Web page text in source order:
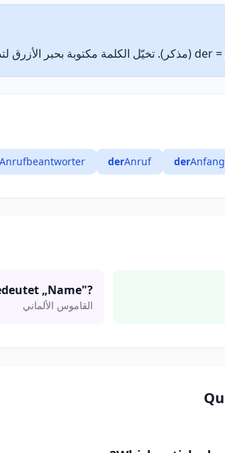
derAnfang
derAnruf
Anrufbeantworter
„Name"?
القاموس الألماني